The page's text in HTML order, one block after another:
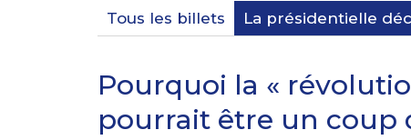
Tous les billets La présidentielle
Pourquoi la «
pourrait être un coup